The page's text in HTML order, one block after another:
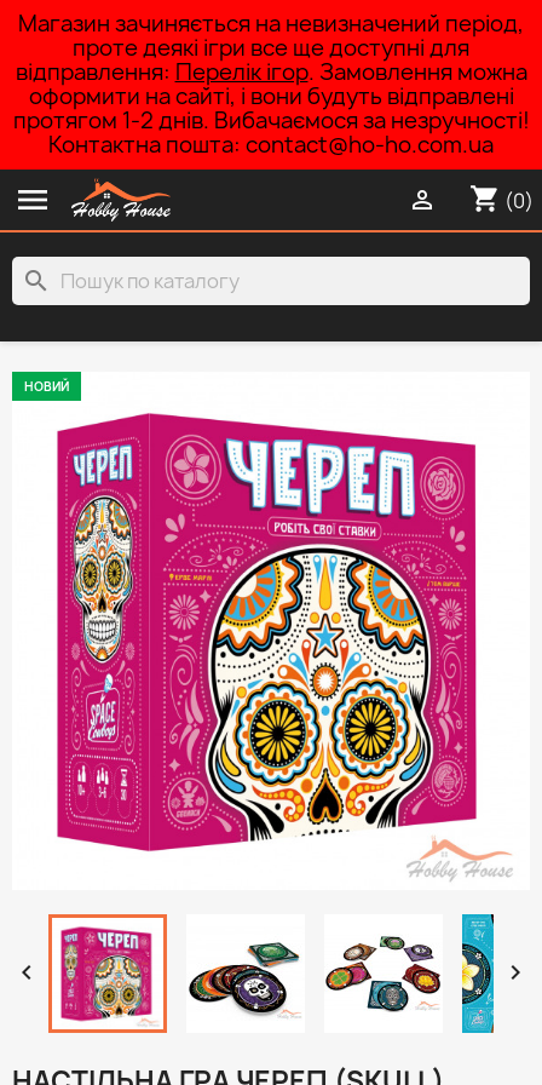
Магазин зачиняється на невизначений період,
проте деякі ігри все ще доступні для
відправлення: Перелік ігор. Замовлення можна
оформити на сайті, і вони будуть відправлені
протягом 1-2 днів. Вибачаємося за незручності!
Контактна пошта: contact@ho-ho.com.ua
 shopping_cart (0)

search
НОВИЙ
 